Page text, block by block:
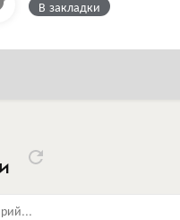
В закладки